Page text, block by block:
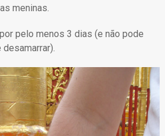
meninas.
pelo menos 3 dias (e não pode